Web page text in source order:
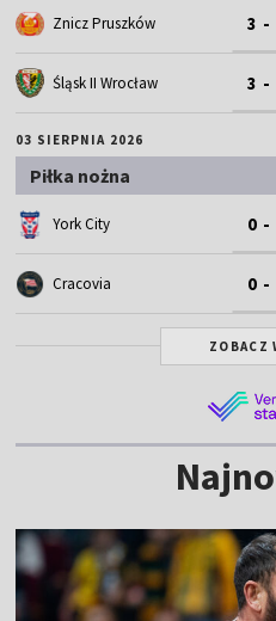
Znicz Pruszków 3 -
Śląsk II Wrocław 3 -
03 SIERPNIA 2026
Piłka nożna
York City 0 -
Cracovia 0 -
ZOBACZ